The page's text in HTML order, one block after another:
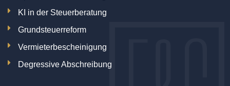
KI in der Steuerberatung
Grundsteuerreform
Vermieterbescheinigung
Degressive Abschreibung